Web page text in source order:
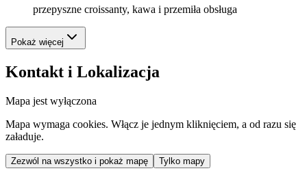
przepyszne croissanty, kawa i przemiła obsługa
Pokaż więcej
Kontakt i Lokalizacja
Mapa jest wyłączona
Mapa wymaga cookies. Włącz je jednym kliknięciem, a od razu się
załaduje.
Zezwól na wszystko i pokaż mapę Tylko mapy